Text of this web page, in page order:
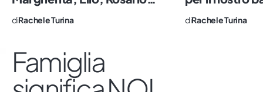
diRachele Turina diRachele Turina
Famiglia